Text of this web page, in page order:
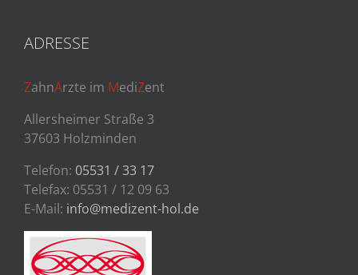
ADRESSE
ZahnÄrzte im MediZent
Allersheimer Straße 3
37603 Holzminden
Telefon: 05531 / 33 17
Telefax: 05531 / 12 09 63
E-Mail: info@medizent-hol.de